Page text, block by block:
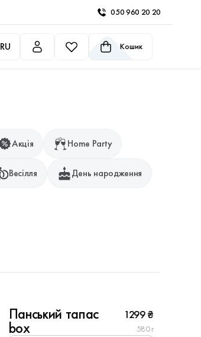
050 960 20 20
RU Кошик
Акція Home Party
Весілля День народження
Панський тапас
box
1299 ₴
580 г